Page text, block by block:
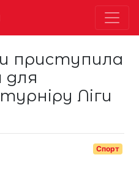
приступила
для
Ліги
Спорт